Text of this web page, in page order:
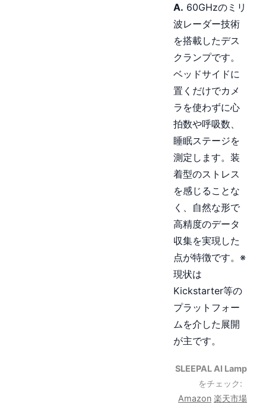
A. 60GHzのミリ
波レーダー技術
を搭載したデス
クランプです。
ベッドサイドに
置くだけでカメ
ラを使わずに心
拍数や呼吸数、
睡眠ステージを
測定します。装
着型のストレス
を感じることな
く、自然な形で
高精度のデータ
収集を実現した
点が特徴です。※
現状は
Kickstarter等の
プラットフォー
ムを介した展開
が主です。
SLEEPAL AI Lamp
をチェック:
Amazon 楽天市場